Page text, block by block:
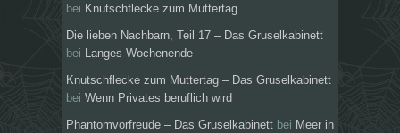
bei Knutschflecke zum Muttertag
Die lieben Nachbarn, Teil 17 – Das Gruselkabinett
bei
Langes Wochenende
Knutschflecke zum Muttertag – Das Gruselkabinett
bei Wenn Privates beruflich wird
Phantomvorfreude – Das Gruselkabinett bei Meer in